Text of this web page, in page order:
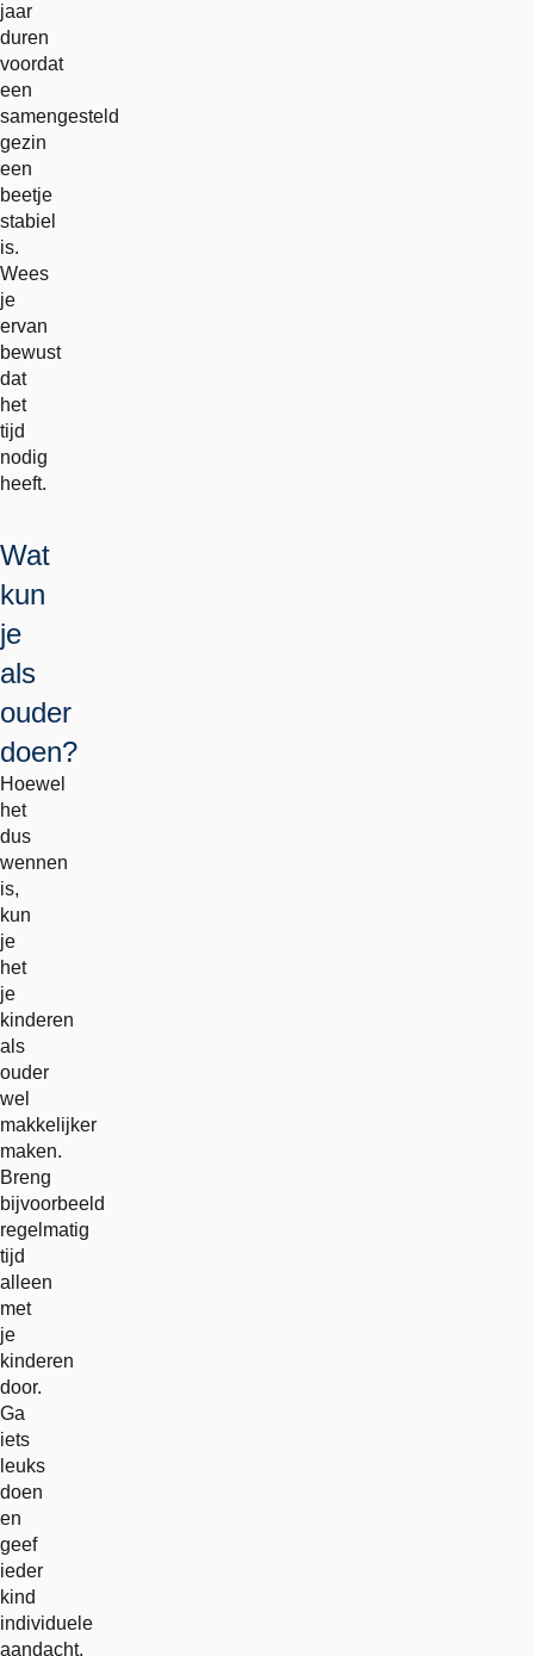
jaar
duren
voordat
een
samengesteld
gezin
een
beetje
stabiel
is.
Wees
je
ervan
bewust
dat
het
tijd
nodig
heeft.
Wat
kun
je
als
ouder
doen?
Hoewel
het
dus
wennen
is,
kun
je
het
je
kinderen
als
ouder
wel
makkelijker
maken.
Breng
bijvoorbeeld
regelmatig
tijd
alleen
met
je
kinderen
door.
Ga
iets
leuks
doen
en
geef
ieder
kind
individuele
aandacht.